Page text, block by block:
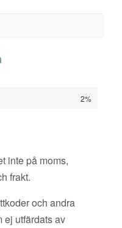
2%
inte på moms,
frakt.
och andra
ej utfärdats av